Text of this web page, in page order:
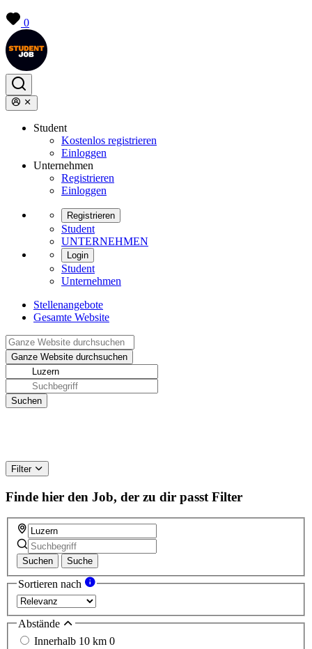
0
Student
Kostenlos registrieren
Einloggen
Unternehmen
Registrieren
Einloggen
Registrieren
Student
UNTERNEHMEN
Login
Student
Unternehmen
Stellenangebote
Gesamte Website
Filter
Finde hier den Job, der zu dir passt Filter
Suchen Suche
Sortieren nach
Abstände
Innerhalb 10 km 0